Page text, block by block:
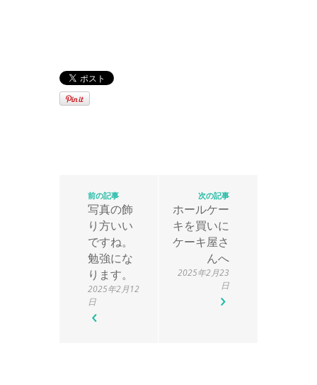
前の記事
写真の飾
り方いい
ですね。
勉強にな
ります。
2025年2月12
日
次の記事
ホールケー
キを買いに
ケーキ屋さ
んへ
2025年2月23
日